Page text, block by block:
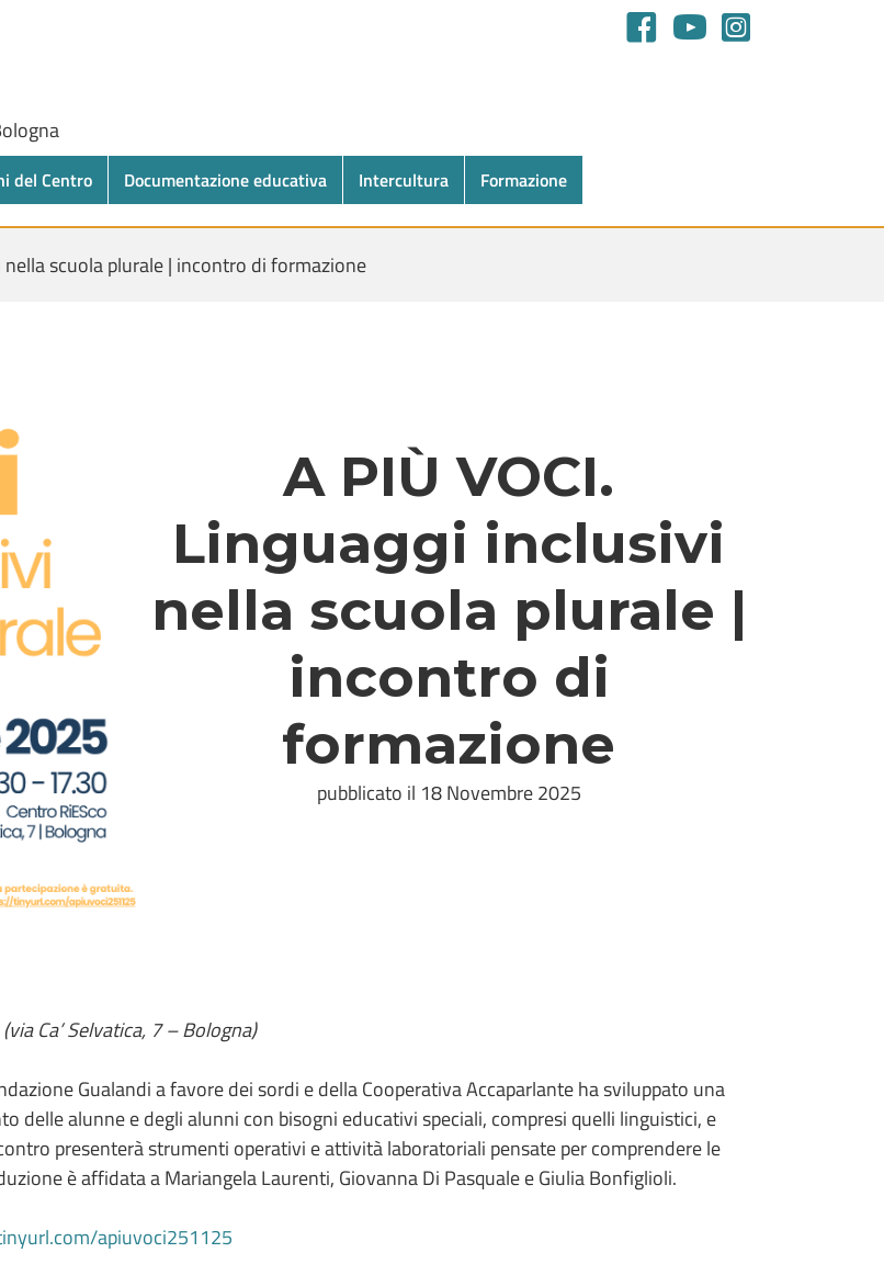
del Centro Documentazione educativa Intercultura Formazione
nella scuola plurale | incontro di formazione
A PIÙ VOCI.
Linguaggi inclusivi
nella scuola plurale |
incontro di
formazione
pubblicato il 18 Novembre 2025
Ca’ Selvatica, 7 – Bologna)
Gualandi a favore dei sordi e della Cooperativa Accaparlante ha sviluppato una
delle alunne e degli alunni con bisogni educativi speciali, compresi quelli linguistici, e
presenterà strumenti operativi e attività laboratoriali pensate per comprendere le
è affidata a Mariangela Laurenti, Giovanna Di Pasquale e Giulia Bonfiglioli.
apiuvoci251125